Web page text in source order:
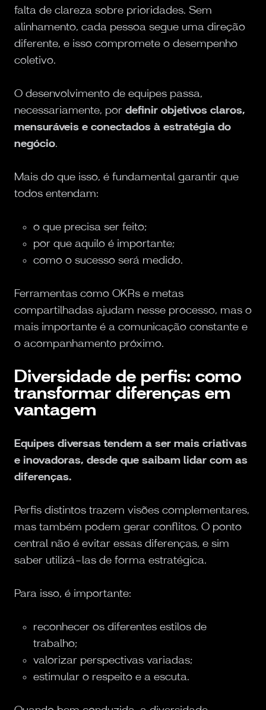
falta de clareza sobre prioridades. Sem
alinhamento, cada pessoa segue uma direção
diferente, e isso compromete o desempenho
coletivo.
O desenvolvimento de equipes passa,
necessariamente, por definir objetivos claros,
mensuráveis e conectados à estratégia do
negócio.
Mais do que isso, é fundamental garantir que
todos entendam:
o que precisa ser feito;
por que aquilo é importante;
como o sucesso será medido.
Ferramentas como OKRs e metas
compartilhadas ajudam nesse processo, mas o
mais importante é a comunicação constante e
o acompanhamento próximo.
Diversidade de perfis: como
transformar diferenças em
vantagem
Equipes diversas tendem a ser mais criativas
e inovadoras, desde que saibam lidar com as
diferenças.
Perfis distintos trazem visões complementares,
mas também podem gerar conflitos. O ponto
central não é evitar essas diferenças, e sim
saber utilizá-las de forma estratégica.
Para isso, é importante:
reconhecer os diferentes estilos de
trabalho;
valorizar perspectivas variadas;
estimular o respeito e a escuta.